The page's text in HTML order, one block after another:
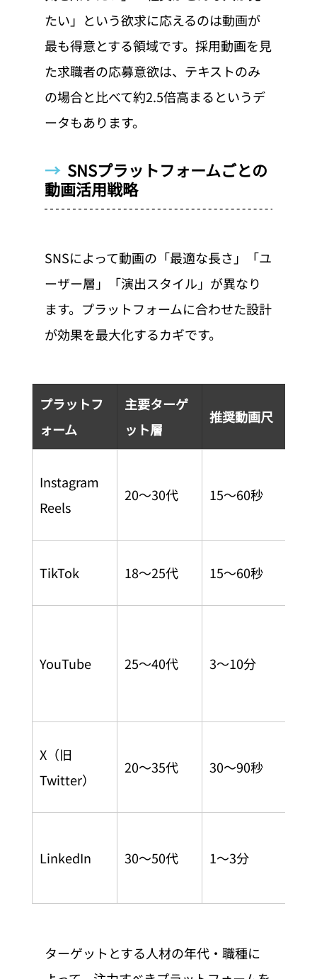
たい」という欲求に応えるのは動画が
最も得意とする領域です。採用動画を見
た求職者の応募意欲は、テキストのみ
の場合と比べて約2.5倍高まるというデ
ータもあります。
→ SNSプラットフォームごとの
動画活用戦略
SNSによって動画の「最適な長さ」「ユ
ーザー層」「演出スタイル」が異なり
ます。プラットフォームに合わせた設計
が効果を最大化するカギです。
プラットフ
ォーム
主要ターゲ
ット層
推奨動画尺
Instagram
Reels
20〜30代 15〜60秒
TikTok 18〜25代 15〜60秒
YouTube 25〜40代 3〜10分
X（旧
Twitter）
20〜35代 30〜90秒
LinkedIn 30〜50代 1〜3分
ターゲットとする人材の年代・職種に